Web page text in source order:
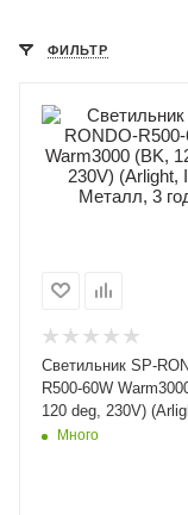
ФИЛЬТР
Светильник SP-
R500-60W
120 deg, 230V)
Металл, 3 года)
Много